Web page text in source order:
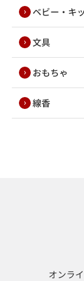
ベビー・キ
文具
おもちゃ
線香
オンラ